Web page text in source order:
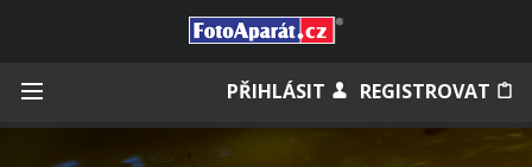
PŘIHLÁSIT REGISTROVAT